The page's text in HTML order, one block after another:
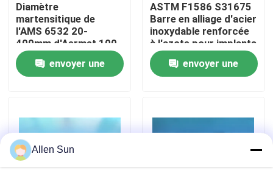
Contrôle de la qualité
Nous contacter
Les affaires
Diamètre
martensitique de
l'AMS 6532 20-
400mm d'Aermet 100
envoyer une
ASTM F1586 S31675
Barre en alliage d'acier
inoxydable renforcée
à l'azote pour implants
chirurgicaux
envoyer une
Allen Sun